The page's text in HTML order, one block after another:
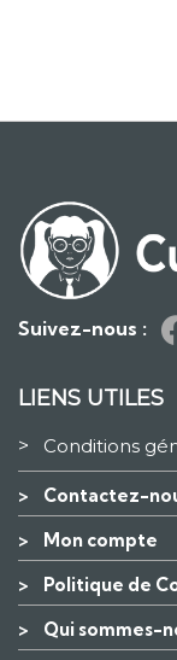
Suivez-nous :
LIENS UTILES
> Conditions
> Contactez-
> Mon compte
> Politique de
> Qui sommes-